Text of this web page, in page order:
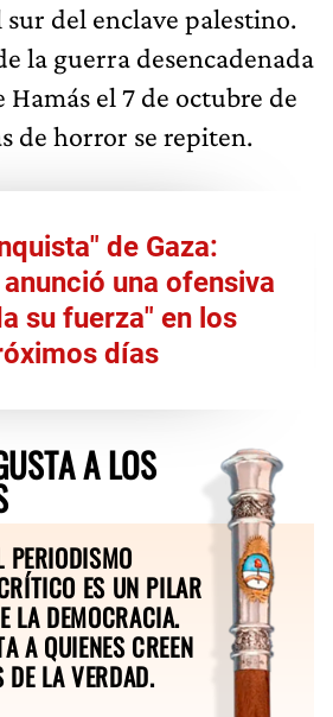
sur del enclave palestino.
la guerra desencadenada
el 7 de octubre de
de horror se repiten.
de Gaza:
una ofensiva
su fuerza" en los
días
A LOS
PERIODISMO
ES UN PILAR
LA DEMOCRACIA.
A QUIENES CREEN
DE LA VERDAD.